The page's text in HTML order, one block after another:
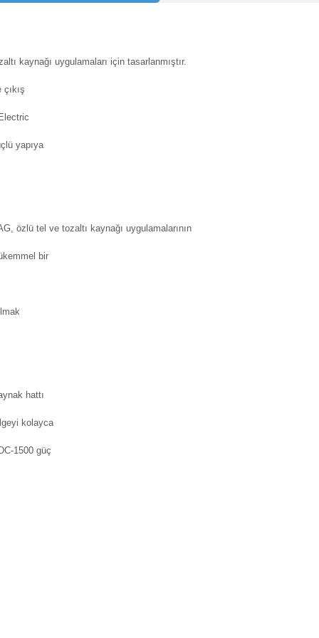
kaynağı uygulamaları için tasarlanmıştır.
yapıya
özlü tel ve tozaltı kaynağı uygulamalarının
bir
hattı
kolayca
1500 güç